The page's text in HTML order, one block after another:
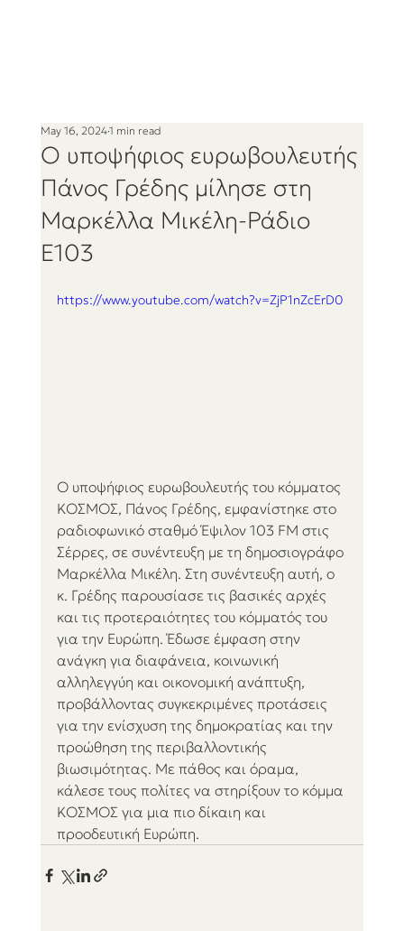
Ο υποψήφιος ευρωβουλευτής
Πάνος Γρέδης μίλησε στη
Μαρκέλλα Μικέλη-Ράδιο
Ε103
May 16, 20241 min read
https://www.youtube.com/watch?v=ZjP1nZcErD0
Ο υποψήφιος ευρωβουλευτής του κόμματος
ΚΟΣΜΟΣ, Πάνος Γρέδης, εμφανίστηκε στο
ραδιοφωνικό σταθμό Έψιλον 103 FM στις
Σέρρες, σε συνέντευξη με τη δημοσιογράφο
Μαρκέλλα Μικέλη. Στη συνέντευξη αυτή, ο
κ. Γρέδης παρουσίασε τις βασικές αρχές
και τις προτεραιότητες του κόμματός του
για την Ευρώπη. Έδωσε έμφαση στην
ανάγκη για διαφάνεια, κοινωνική
αλληλεγγύη και οικονομική ανάπτυξη,
προβάλλοντας συγκεκριμένες προτάσεις
για την ενίσχυση της δημοκρατίας και την
προώθηση της περιβαλλοντικής
βιωσιμότητας. Με πάθος και όραμα,
κάλεσε τους πολίτες να στηρίξουν το κόμμα
ΚΟΣΜΟΣ για μια πιο δίκαιη και
προοδευτική Ευρώπη.